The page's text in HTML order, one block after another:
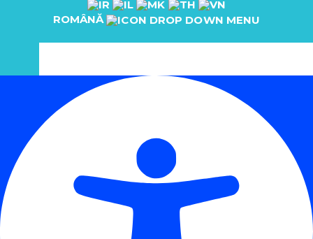
ROMÂNĂ